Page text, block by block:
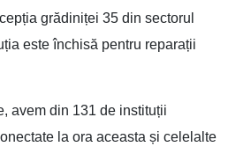
grădiniței 35 din sectorul
este închisă pentru reparații
avem din 131 de instituții
la ora aceasta și celelalte